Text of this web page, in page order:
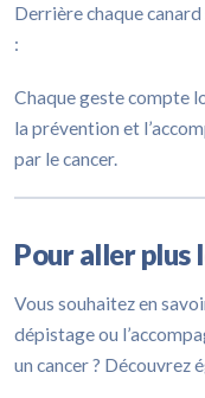
Derrière chaque
:
Chaque geste compte
la prévention et
par le cancer.
Pour aller plus
Vous souhaitez en
dépistage ou
un cancer ? Découvrez